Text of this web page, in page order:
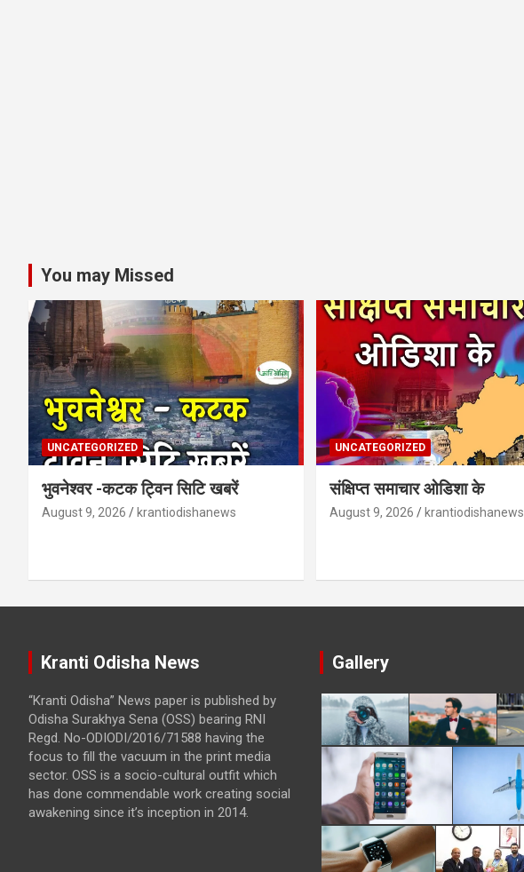
You may Missed
UNCATEGORIZED
भुवनेश्वर -कटक ट्विन सिटि खबरें
August 9, 2026 krantiodishanews
UNCATEGORIZED
संक्षिप्त समाचार ओडिशा के
August 9, 2026 krantiodishanews
Kranti Odisha News
“Kranti Odisha” News paper is published by
Odisha Surakhya Sena (OSS) bearing RNI
Regd. No-ODIODI/2016/71588 having the
focus to fill the vacuum in the print media
sector. OSS is a socio-cultural outfit which
has done commendable work creating social
awakening since it’s inception in 2014.
Gallery